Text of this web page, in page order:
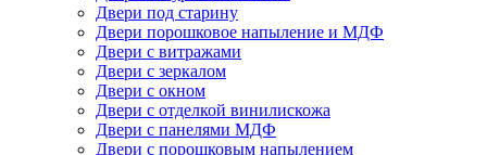
Двери под старину
Двери порошковое напыление и МДФ
Двери с витражами
Двери с зеркалом
Двери с окном
Двери с отделкой винилискожа
Двери с панелями МДФ
Двери с порошковым напылением